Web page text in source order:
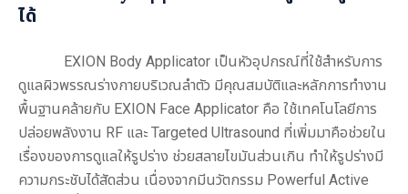
ได้
EXION Body Applicator เป็นหัวอุปกรณ์ที่ใช้สำหรับการ
ดูแลผิวพรรณร่างกายบริเวณลำตัว มีคุณสมบัติและหลักการทำงาน
พื้นฐานคล้ายกับ EXION Face Applicator คือ ใช้เทคโนโลยีการ
ปล่อยพลังงาน RF และ Targeted Ultrasound ที่เพิ่มมาคือช่วยใน
เรื่องของการดูแลให้รูปร่าง ช่วยสลายไขมันส่วนเกิน ทำให้รูปร่างมี
ความกระชับได้สัดส่วน เนื่องจากมีนวัตกรรม Powerful Active